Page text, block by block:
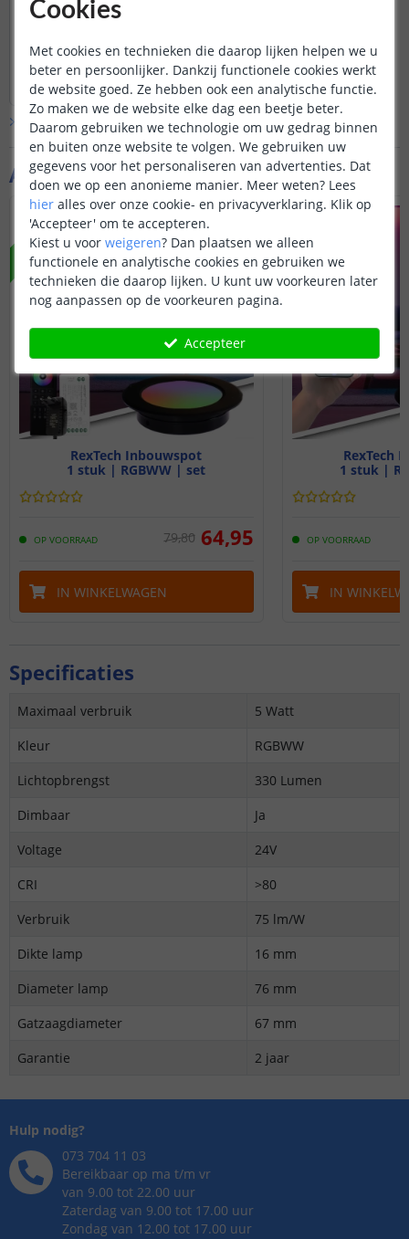
Aanvullende producten
NIEUW
RexTech Inbouwspot
1 stuk | RGBWW | set
OP VOORRAAD 79,80 64,95
IN WINKELWAGEN
RexTech
1 stuk |
OP VOORRAAD
IN
Deze spots zijn niet aan te sturen via
Bekijk heleantwoord
Door Levi op vrijdag 21 november 2025
Bekijk alle Vraag & antwoord
Specificaties
Maximaal verbruik
5 Watt
Kleur
RGBWW
Lichtopbrengst
330 Lumen
Dimbaar
Ja
Voltage
24V
CRI
>80
Verbruik
75 lm/W
Dikte lamp
16 mm
Diameter lamp
76 mm
Gatzaagdiameter
67 mm
Garantie
2 jaar
Hulp nodig?
073 704 11 03
Bereikbaar op ma t/m vr
van 9.00 tot 22.00 uur
Zaterdag van 9.00 tot 17.00 uur
Zondag van 12.00 tot 17.00 uur
Cookies
Met cookies en technieken die daarop lijken helpen we u
beter en persoonlijker. Dankzij functionele cookies werkt
de website goed. Ze hebben ook een analytische functie.
Zo maken we de website elke dag een beetje beter.
Daarom gebruiken we technologie om uw gedrag binnen
en buiten onze website te volgen. We gebruiken uw
gegevens voor het personaliseren van advertenties. Dat
doen we op een anonieme manier. Meer weten? Lees
hier alles over onze cookie- en privacyverklaring. Klik op
'Accepteer' om te accepteren.
Kiest u voor weigeren? Dan plaatsen we alleen
functionele en analytische cookies en gebruiken we
technieken die daarop lijken. U kunt uw voorkeuren later
nog aanpassen op de voorkeuren pagina.
Accepteer